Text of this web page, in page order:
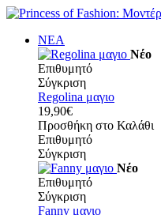
ΝΕΑ
Νέο
Επιθυμητό
Σύγκριση
Regolina μαγιο
19,90€
Προσθήκη στο Καλάθι
Επιθυμητό
Σύγκριση
Νέο
Επιθυμητό
Σύγκριση
Fanny μαγιο